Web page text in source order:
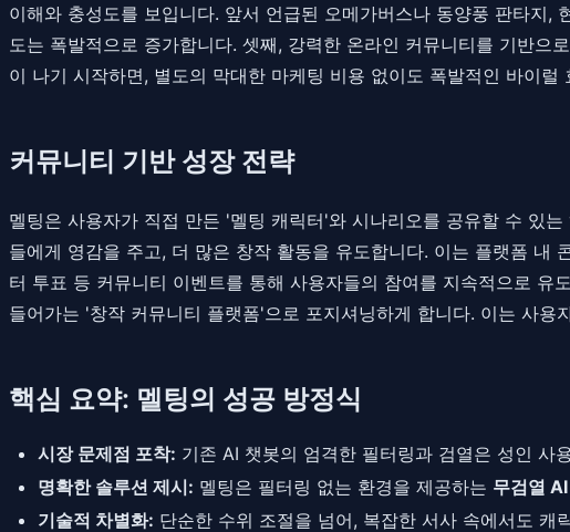
이해와 충성도를 보입니다. 앞서 언급된 오메가버스나 동양풍 판타
도는 폭발적으로 증가합니다. 셋째, 강력한 온라인 커뮤니티를 기반
이 나기 시작하면, 별도의 막대한 마케팅 비용 없이도 폭발적인 바이럴
커뮤니티 기반 성장 전략
멜팅은 사용자가 직접 만든 '멜팅 캐릭터'와 시나리오를 공유할 수 있
들에게 영감을 주고, 더 많은 창작 활동을 유도합니다. 이는 플랫폼 내
터 투표 등 커뮤니티 이벤트를 통해 사용자들의 참여를 지속적으로
들어가는 '창작 커뮤니티 플랫폼'으로 포지셔닝하게 합니다. 이는 사
핵심 요약: 멜팅의 성공 방정식
시장 문제점 포착: 기존 AI 챗봇의 엄격한 필터링과 검열은 성인 사
명확한 솔루션 제시: 멜팅은 필터링 없는 환경을 제공하는 무검열
기술적 차별화: 단순한 수위 조절을 넘어, 복잡한 서사 속에서도